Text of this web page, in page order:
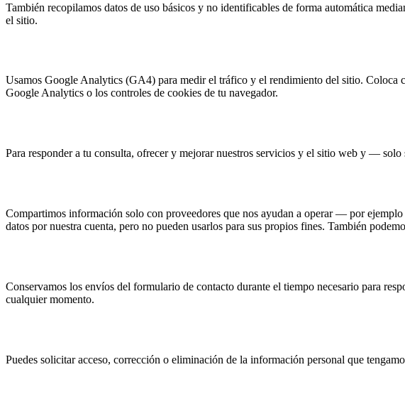
También recopilamos datos de uso básicos y no identificables de forma automática
el sitio.
Usamos Google Analytics (GA4) para medir el tráfico y el rendimiento del sitio. Coloca
Google Analytics o los controles de cookies de tu navegador.
Para responder a tu consulta, ofrecer y mejorar nuestros servicios y el sitio web y —
Compartimos información solo con proveedores que nos ayudan a operar — por
datos por nuestra cuenta, pero no pueden usarlos para sus propios fines. También
Conservamos los envíos del formulario de contacto durante el tiempo necesario para
cualquier momento.
Puedes solicitar acceso, corrección o eliminación de la información personal que